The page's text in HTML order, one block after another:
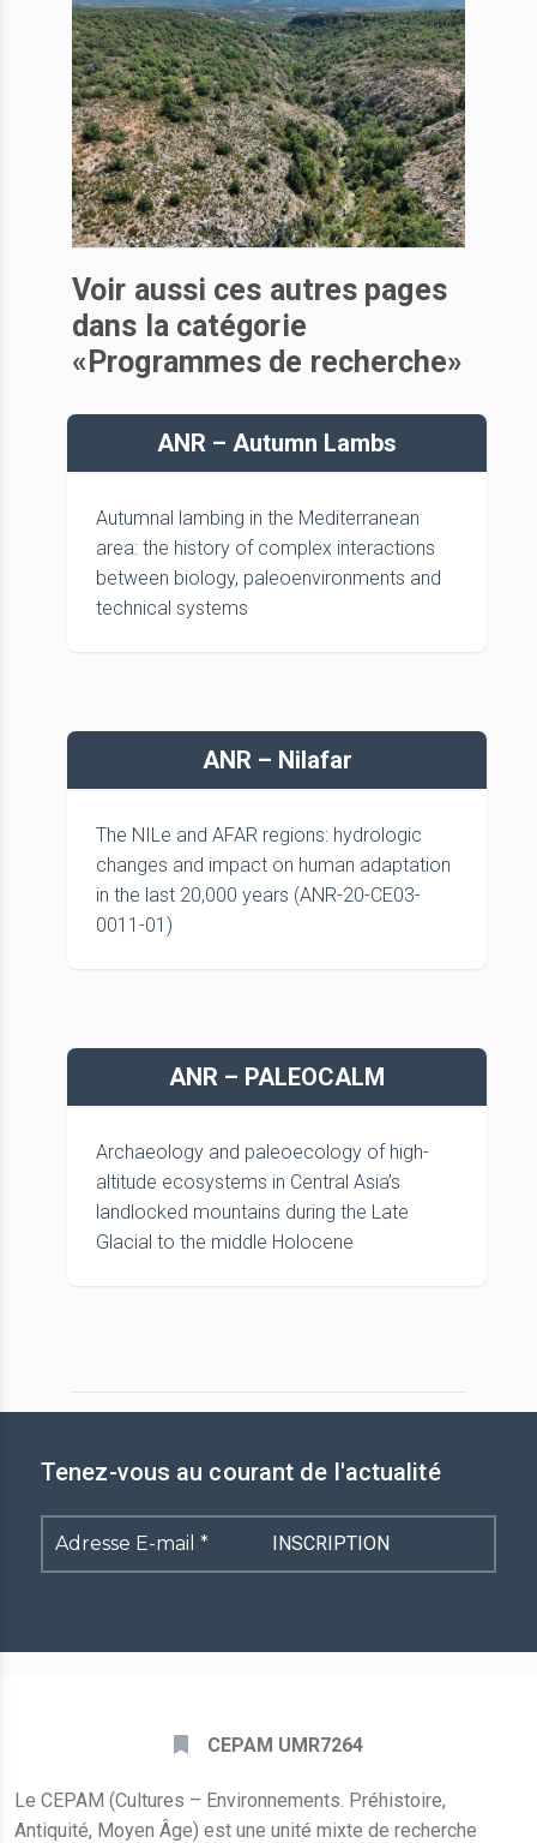
Voir aussi ces autres pages
dans la catégorie
«Programmes de recherche»
ANR – Autumn Lambs
Autumnal lambing in the Mediterranean
area: the history of complex interactions
between biology, paleoenvironments and
technical systems
ANR – Nilafar
The NILe and AFAR regions: hydrologic
changes and impact on human adaptation
in the last 20,000 years (ANR-20-CE03-
0011-01)
ANR – PALEOCALM
Archaeology and paleoecology of high-
altitude ecosystems in Central Asia’s
landlocked mountains during the Late
Glacial to the middle Holocene
Tenez-vous au courant de l'actualité
Adresse
E-
CEPAM UMR7264
Le CEPAM (Cultures – Environnements. Préhistoire,
Antiquité, Moyen Âge) est une unité mixte de recherche